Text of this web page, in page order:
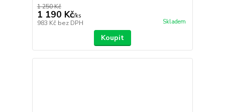
1 250 Kč
1 190 Kč/ks
983 Kč bez DPH Skladem
Koupit